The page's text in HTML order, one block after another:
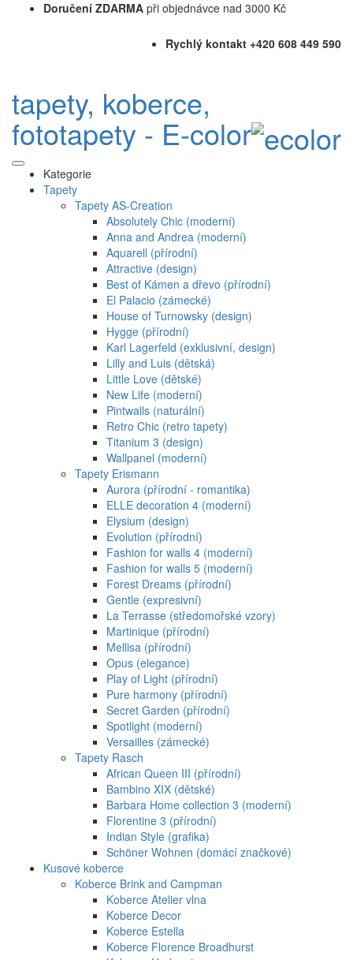
Doručení ZDARMA při objednávce nad 3000 Kč
Rychlý kontakt +420 608 449 590
tapety, koberce,
fototapety - E-color
Kategorie
Tapety
Tapety AS-Creation
Absolutely Chic (moderní)
Anna and Andrea (moderní)
Aquarell (přírodní)
Attractive (design)
Best of Kámen a dřevo (přírodní)
El Palacio (zámecké)
House of Turnowsky (design)
Hygge (přírodní)
Karl Lagerfeld (exklusivní, design)
Lilly and Luis (dětská)
Little Love (dětské)
New Life (moderní)
Pintwalls (naturální)
Retro Chic (retro tapety)
Titanium 3 (design)
Wallpanel (moderní)
Tapety Erismann
Aurora (přírodní - romantika)
ELLE decoration 4 (moderní)
Elysium (design)
Evolution (přírodní)
Fashion for walls 4 (moderní)
Fashion for walls 5 (moderní)
Forest Dreams (přírodní)
Gentle (expresivní)
La Terrasse (středomořské vzory)
Martinique (přírodní)
Mellisa (přírodní)
Opus (elegance)
Play of Light (přírodní)
Pure harmony (přírodní)
Secret Garden (přírodní)
Spotlight (moderní)
Versailles (zámecké)
Tapety Rasch
African Queen III (přírodní)
Bambino XIX (dětské)
Barbara Home collection 3 (moderní)
Florentine 3 (přírodní)
Indian Style (grafika)
Schöner Wohnen (domácí značkové)
Kusové koberce
Koberce Brink and Campman
Koberce Atelier vlna
Koberce Decor
Koberce Estella
Koberce Florence Broadhurst